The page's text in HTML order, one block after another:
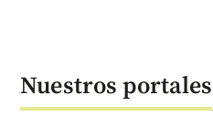
Nuestros portales